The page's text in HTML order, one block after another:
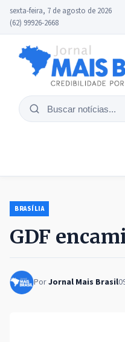
sexta-feira, 7 de agosto de 2026
(62) 99926-2668
Buscar
BRASÍLIA
GDF
PorJornal Mais Brasil